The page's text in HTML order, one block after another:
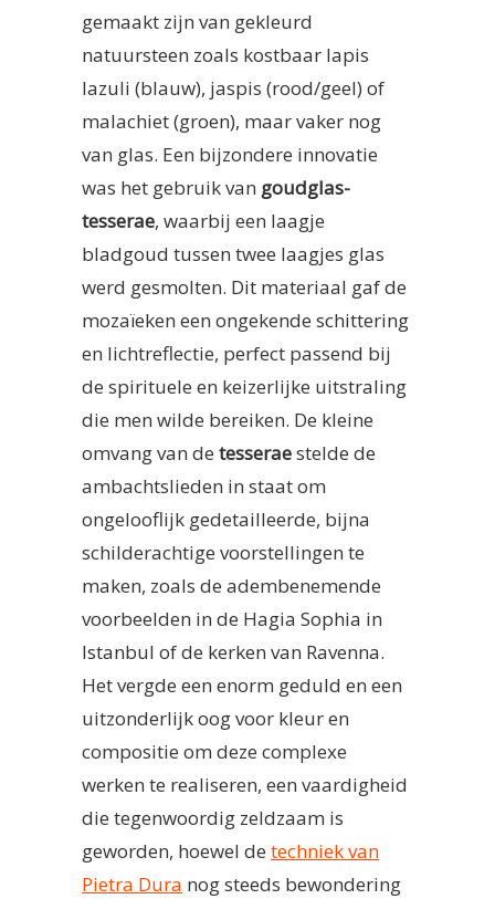
gemaakt zijn van gekleurd
natuursteen zoals kostbaar lapis
lazuli (blauw), jaspis (rood/geel) of
malachiet (groen), maar vaker nog
van glas. Een bijzondere innovatie
was het gebruik van goudglas-
tesserae, waarbij een laagje
bladgoud tussen twee laagjes glas
werd gesmolten. Dit materiaal gaf de
mozaïeken een ongekende schittering
en lichtreflectie, perfect passend bij
de spirituele en keizerlijke uitstraling
die men wilde bereiken. De kleine
omvang van de tesseraestelde de
ambachtslieden in staat om
ongelooflijk gedetailleerde, bijna
schilderachtige voorstellingen te
maken, zoals de adembenemende
voorbeelden in de Hagia Sophia in
Istanbul of de kerken van Ravenna.
Het vergde een enorm geduld en een
uitzonderlijk oog voor kleur en
compositie om deze complexe
werken te realiseren, een vaardigheid
die tegenwoordig zeldzaam is
geworden, hoewel de techniek van
Pietra Dura nog steeds bewondering